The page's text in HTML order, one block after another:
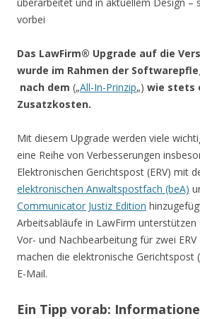
vorbei
Das LawFirm® Upgrade auf die
wurde im Rahmen der
nach dem („All-In-Prinzip„) wie stets
Zusatzkosten.
Mit diesem Upgrade werden viele
eine Reihe von Verbesserungen
Elektronischen Gerichtspost (ERV) mit
elektronischen Anwaltspostfach (beA)
Communicator Justiz Edition
Arbeitsabläufe in LawFirm unterstützen
Vor- und Nachbearbeitung für zwei
machen die elektronische Gerichtspost
E-Mail.
Ein Tipp vorab: